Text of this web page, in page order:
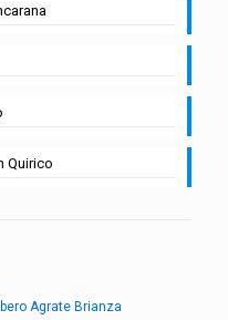
Quirico
Agrate Brianza